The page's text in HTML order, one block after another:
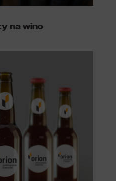
na wino